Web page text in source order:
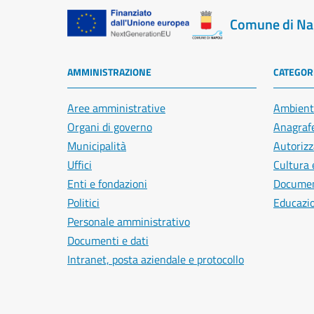
Comune di
AMMINISTRAZIONE
Aree amministrative
Organi di governo
Municipalità
Uffici
Enti e fondazioni
Politici
Personale amministrativo
Documenti e dati
Intranet, posta aziendale e protocollo
Cultura